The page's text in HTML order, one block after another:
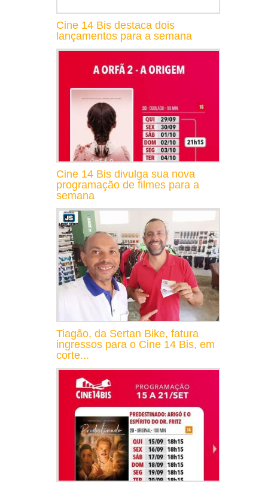
Cine 14 Bis destaca dois
lançamentos para a semana
Cine 14 Bis divulga sua nova
programação de filmes para a
semana
Tiagão, da Sertan Bike, fatura
ingressos para o Cine 14 Bis, em
corte...